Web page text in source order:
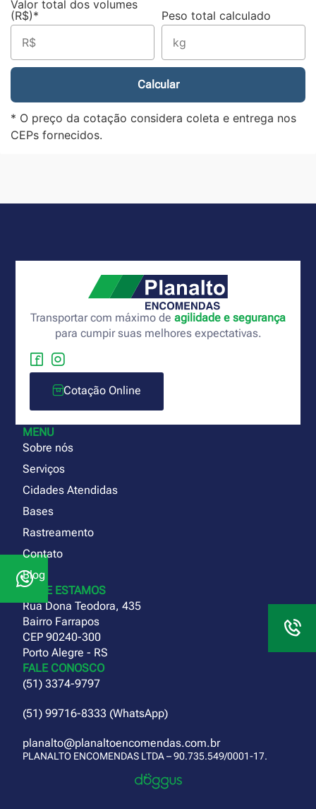
Valor total dos volumes
(R$)*
Peso total calculado
Calcular
* O preço da cotação considera coleta e entrega nos
CEPs fornecidos.
Transportar com máximo de agilidade e segurança
para cumpir suas melhores expectativas.
Cotação Online
MENU
Sobre nós
Serviços
Cidades Atendidas
Bases
Rastreamento
Contato
Blog
ONDE ESTAMOS
Rua Dona Teodora, 435
Bairro Farrapos
CEP 90240-300
Porto Alegre - RS
FALE CONOSCO
(51) 3374-9797
(51) 99716-8333 (WhatsApp)
planalto@planaltoencomendas.com.br
PLANALTO ENCOMENDAS LTDA – 90.735.549/0001-17.